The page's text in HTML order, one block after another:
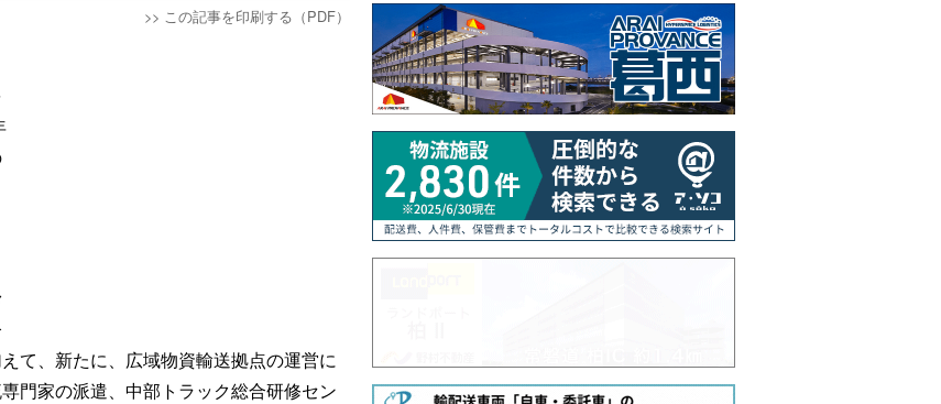
>> この記事を印刷する（PDF）
て、新たに、広域物資輸送拠点の運営に
門家の派遣、中部トラック総合研修セン